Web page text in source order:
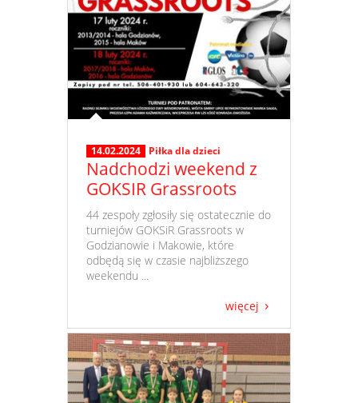
14.02.2024 Piłka dla dzieci
Nadchodzi weekend z
GOKSIR Grassroots
​ 44 zespoły zgłosiły się ostatecznie do
turniejów GOKSiR Grassroots w
Godzianowie i Makowie, które
odbędą się w czasie najbliższego
weekendu ...
więcej